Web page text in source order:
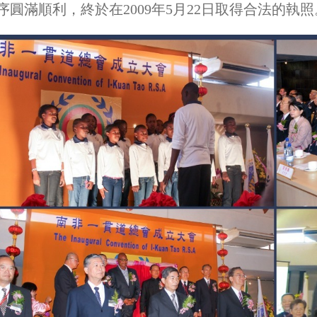
圓滿順利，終於在2009年5月22日取得合法的執